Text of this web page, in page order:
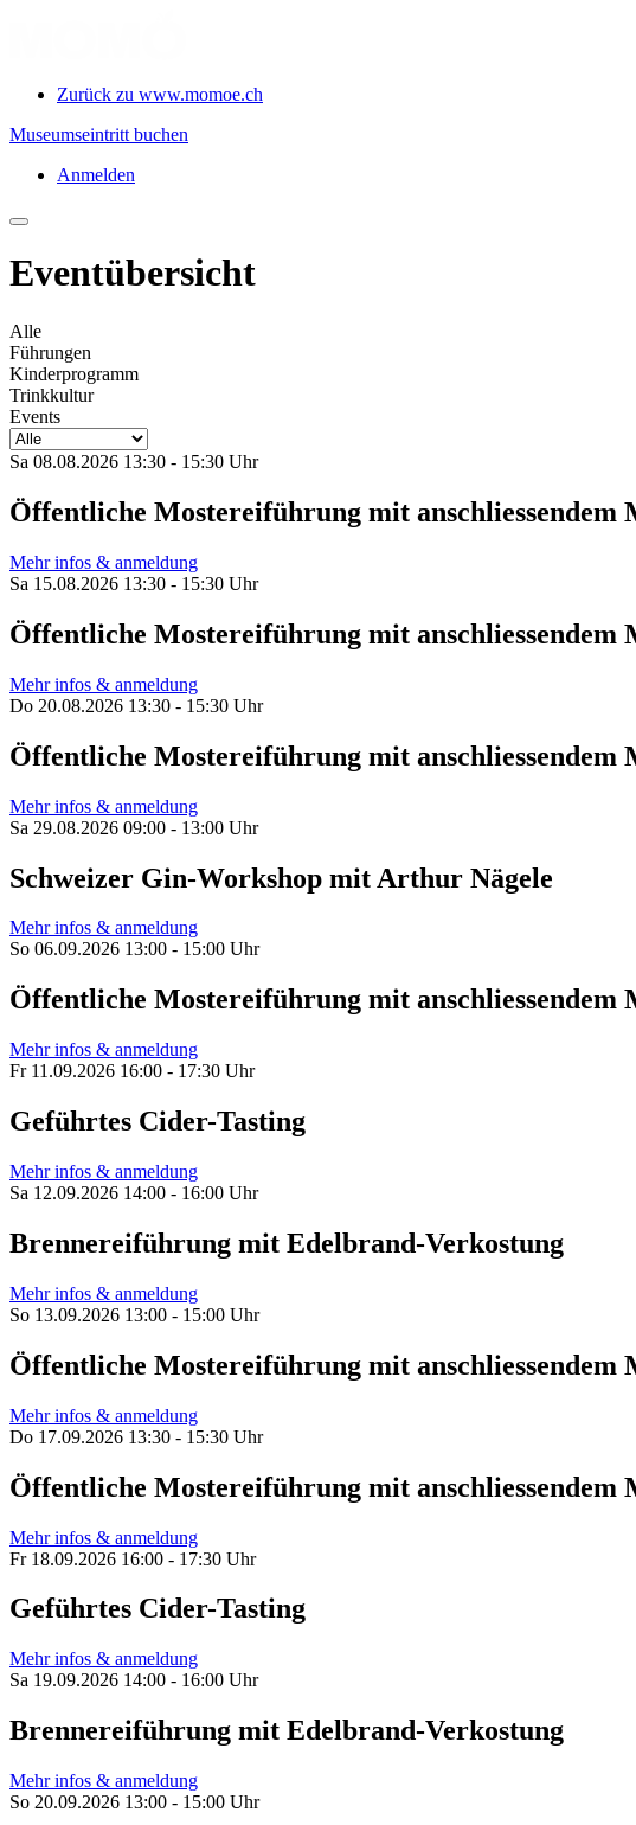
Zurück zu www.momoe.ch
Museumseintritt buchen
Anmelden
Eventübersicht
Alle
Führungen
Kinderprogramm
Trinkkultur
Events
Sa 08.08.2026 13:30 - 15:30 Uhr
Öffentliche Mostereiführung mit anschliessendem
Mehr infos & anmeldung
Sa 15.08.2026 13:30 - 15:30 Uhr
Öffentliche Mostereiführung mit anschliessendem
Mehr infos & anmeldung
Do 20.08.2026 13:30 - 15:30 Uhr
Öffentliche Mostereiführung mit anschliessendem
Mehr infos & anmeldung
Sa 29.08.2026 09:00 - 13:00 Uhr
Schweizer Gin-Workshop mit Arthur Nägele
Mehr infos & anmeldung
So 06.09.2026 13:00 - 15:00 Uhr
Öffentliche Mostereiführung mit anschliessendem
Mehr infos & anmeldung
Fr 11.09.2026 16:00 - 17:30 Uhr
Geführtes Cider-Tasting
Mehr infos & anmeldung
Sa 12.09.2026 14:00 - 16:00 Uhr
Brennereiführung mit Edelbrand-Verkostung
Mehr infos & anmeldung
So 13.09.2026 13:00 - 15:00 Uhr
Öffentliche Mostereiführung mit anschliessendem
Mehr infos & anmeldung
Do 17.09.2026 13:30 - 15:30 Uhr
Öffentliche Mostereiführung mit anschliessendem
Mehr infos & anmeldung
Fr 18.09.2026 16:00 - 17:30 Uhr
Geführtes Cider-Tasting
Mehr infos & anmeldung
Sa 19.09.2026 14:00 - 16:00 Uhr
Brennereiführung mit Edelbrand-Verkostung
Mehr infos & anmeldung
So 20.09.2026 13:00 - 15:00 Uhr